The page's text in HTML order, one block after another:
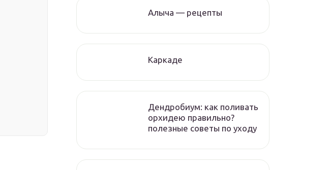
Алыча — рецепты
Каркаде
Дендробиум: как поливать
орхидею правильно?
полезные советы по уходу